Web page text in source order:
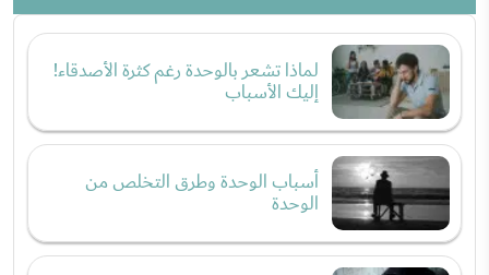
لماذا تشعر بالوحدة رغم كثرة الأصدقاء!
إليك الأسباب
أسباب الوحدة وطرق التخلص من
الوحدة